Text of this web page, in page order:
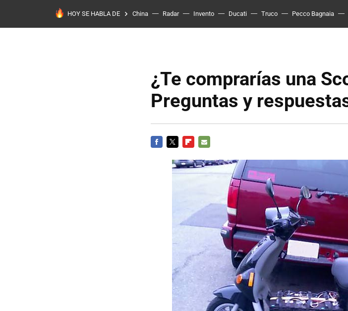
HOY SE HABLA DE China Radar Invento Ducati Truco Pecco Bagnaia
¿Te comprarías una
Preguntas y
MAIL